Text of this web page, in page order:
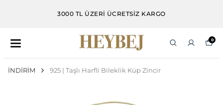
3000 TL VE ÜZERI ALIŞVERIŞLERDE DAMLA KÜPE
HEDIYE
0
İNDİRİM 925 | Taşlı Harfli Bileklik Küp Zincir